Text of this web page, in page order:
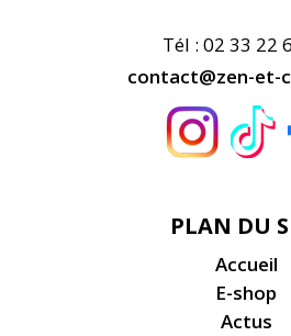
Tél : 02 33 22
contact@zen-et-
PLAN DU
Accueil
E-shop
Actus